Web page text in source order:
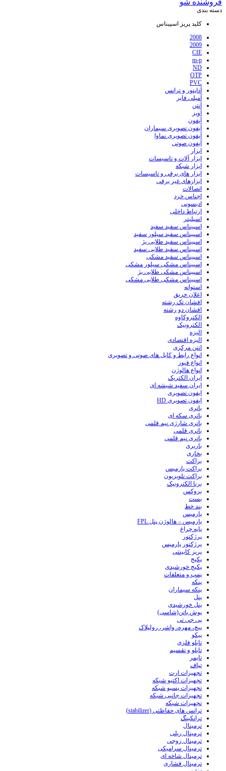
فروشنده شو
دسته بندی
کلید پریز اسپیناس
2008
2009
CIE
m-p
ND
OTP
PVC
آداپتور و ترانس
آمپلی فایر
آنتن
آویز
آیفون
آیفون تصویری سیماران
آیفون تصویری نماوا
آیفون صوتی
ابزار
ابزار آلات و تاسیسات
ابزار شبکه
ابزار های برقی و تاسیسات
ابزارهای غیر برقی
اتصالات
اجناس خرد
ادیسونی
ارتباط داخلی
اسپلیتر
اسپیناس سفید سفید
اسپیناس سفید سیلور سفید
اسپیناس سفید طلایی بژ
اسپیناس سفید طلایی سفید
اسپیناس سفید مشکی
اسپیناس مشکی سیلور مشکی
اسپیناس مشکی طلایی بژ
اسپیناس مشکی طلایی مشکی
استوانه
اعلان حریق
افشان تک رشته
افشان دو رشته
الکتروکاوه
الکترونیک
الیزه
الیزه اقتصادی
انتن مرکزی
انواع رابط و کابل های صوتی و تصویری
انواع فیوز
انواع هالوژن
ایران الکتریک
ایران سفید شیشه ای
ایفون تصویری
ایفون تصویری HD
باتری
باتری سکه ای
باتری شارژی نیم قلمی
باتری قلمی
باتری نیم قلمی
باربری
بخاری
براکت
براکت پارمیس
براکت تلویزیون
برنا الکترونیک
بروکس
بست
بند خط
پارمیس
پارمیس – هالوژن پنل FPL
پایه چراغ
پرژکتور
پرژکتور پارمیس
پریز کابینتی
پکیج
پکیج خورشیدی
پمپ و متعلقات
پنکه
پنکه سیماران
پنل
پنل خورشیدی
پوش باتن(شاسی)
پی جی تی
پیچ، مهره، واشر، رولپلاک
پیکو
تابلو فلزی
تابلو و تقسیم
تایمر
تپاف
تجهیزات ارت
تجهیزات اکتیو شبکه
تجهیزات پسیو شبکه
تجهیزات جانبی شبکه
تجهیزات شبکه
ترانس های حفاظتی (stabilizer)
ترانکینگ
ترمینال
ترمینال ریلی
ترمینال زوجی
ترمینال سرامیکی
ترمینال شاخه ای
ترمینال فشاری